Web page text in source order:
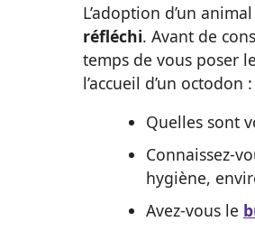
L’adoption d’un
réfléchi. Avant de
temps de vous poser
l’accueil d’un octodon :
Quelles sont
Connaissez-
hygiène,
Avez-vous le